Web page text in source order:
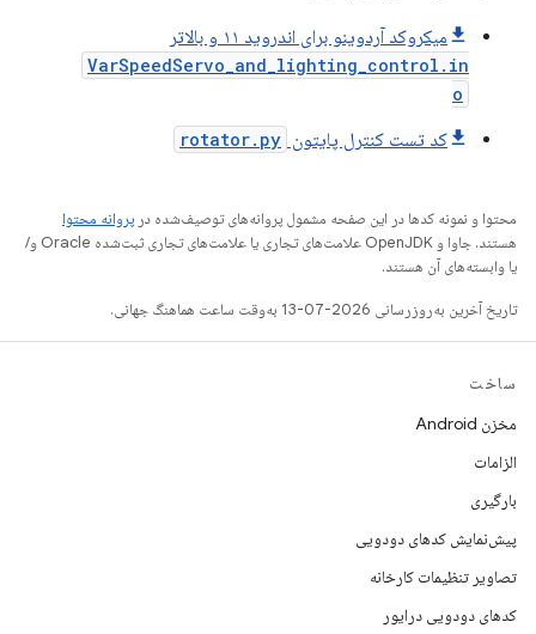
میکروکد آردوینو برای اندروید ۱۱ و بالاتر
VarSpeedServo_and_lighting_control.in
o
کد تست کنترل پایتون rotator.py
محتوا و نمونه کدها در این صفحه مشمول پروانه‌های توصیف‌شده در پروانه محتوا
هستند. جاوا و OpenJDK علامت‌های تجاری یا علامت‌های تجاری ثبت‌شده Oracle و/
یا وابسته‌های آن هستند.
تاریخ آخرین به‌روزرسانی 2026-07-13 به‌وقت ساعت هماهنگ جهانی.
ساخت
مخزن Android
الزامات
بارگیری
پیش‌نمایش کدهای دودویی
تصاویر تنظیمات کارخانه
کدهای دودویی درایور